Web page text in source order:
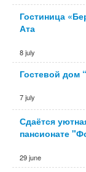
Гостиница
Ата
8 july
Гостевой дом
7 july
Сдаётся
пансионате
29 june